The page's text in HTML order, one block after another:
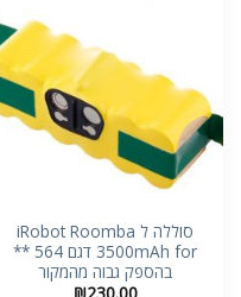
סוללה ל iRobot Roomba
3500mAh for דגם 564 **
בהספק גבוה מהמקור